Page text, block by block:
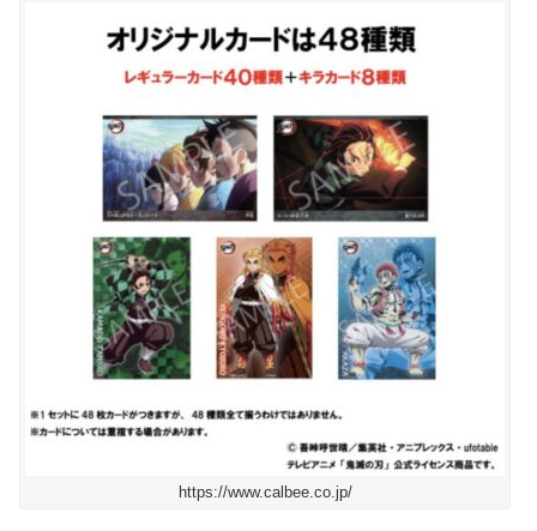
https://www.calbee.co.jp/